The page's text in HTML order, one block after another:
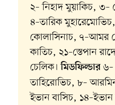
২– নিহাদ মুয়াকিচ, ৩–
৪–তারিক
কোলাসিনাচ, ৭–আমর
কাতিচ, ২১–স্তেপান
চেলিক।মিডফিল্ডার৬–
তাহিরোভিচ, ৮–
ইভান বাসিচ,